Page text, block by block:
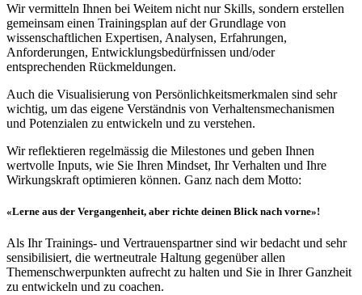
Wir vermitteln Ihnen bei Weitem nicht nur Skills, sondern erstellen
gemeinsam einen Trainingsplan auf der Grundlage von
wissenschaftlichen Expertisen, Analysen, Erfahrungen,
Anforderungen, Entwicklungsbedürfnissen und/oder
entsprechenden Rückmeldungen.
Auch die Visualisierung von Persönlichkeitsmerkmalen sind sehr
wichtig, um das eigene Verständnis von Verhaltensmechanismen
und Potenzialen zu entwickeln und zu verstehen.
Wir reflektieren regelmässig die Milestones und geben Ihnen
wertvolle Inputs, wie Sie Ihren Mindset, Ihr Verhalten und Ihre
Wirkungskraft optimieren können. Ganz nach dem Motto:
«Lerne aus der Vergangenheit, aber richte deinen Blick nach vorne»!
Als Ihr Trainings- und Vertrauenspartner sind wir bedacht und sehr
sensibilisiert, die wertneutrale Haltung gegenüber allen
Themenschwerpunkten aufrecht zu halten und Sie in Ihrer Ganzheit
zu entwickeln und zu coachen.